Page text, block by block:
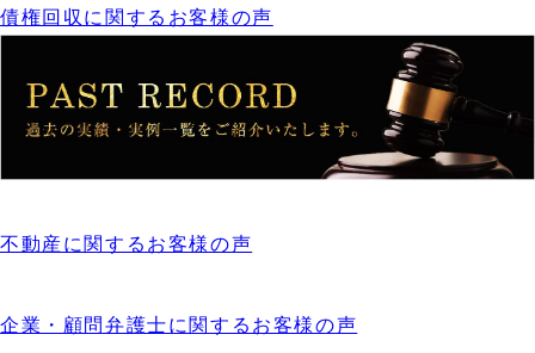
債権回収に関するお客様の声
不動産に関するお客様の声
企業・顧問弁護士に関するお客様の声